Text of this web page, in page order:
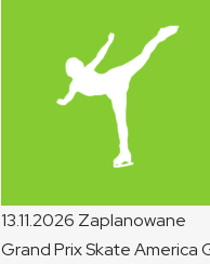
13.11.2026 Zaplanowane
Grand Prix Skate America